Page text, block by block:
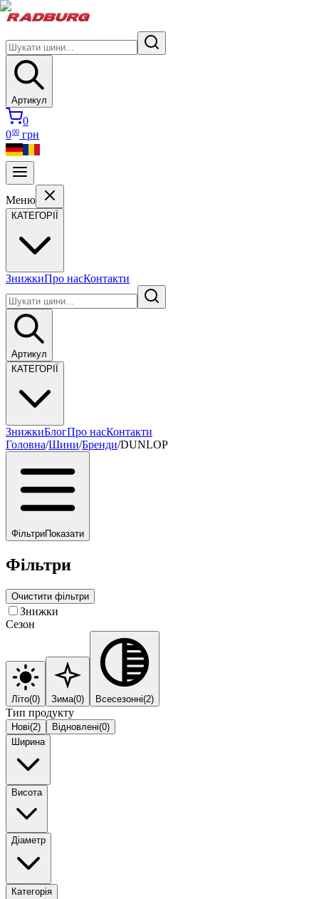
Артикул
0
000 грн
Меню
КАТЕГОРІЇ
ЗнижкиПро насКонтакти
Артикул
КАТЕГОРІЇ
ЗнижкиБлогПро насКонтакти
Головна/Шини/Бренди/DUNLOP
ФільтриПоказати
Фільтри
Очистити фільтри
Знижки
Сезон
Літо(0) Зима(0) Всесезонні(2)
Тип продукту
Нові(2) Відновлені(0)
Ширина
Висота
Діаметр
Категорія